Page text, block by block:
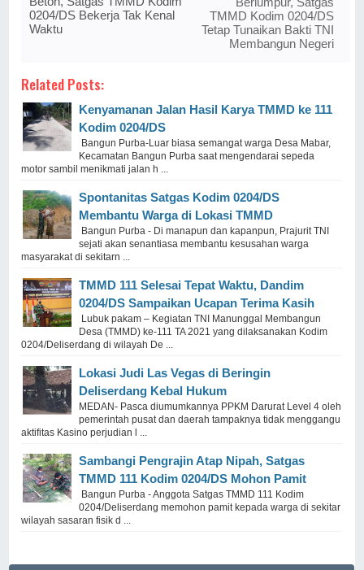
0204/DS Bekerja Tak Kenal
Waktu
TMMD Kodim 0204/DS
Tetap Tunaikan Bakti TNI
Membangun Negeri
Related Posts:
Kenyamanan Jalan Hasil Karya TMMD ke 111
Kodim 0204/DS
Bangun Purba-Luar biasa semangat warga Desa Mabar,
Kecamatan Bangun Purba saat mengendarai sepeda
motor sambil menikmati jalan h ...
Spontanitas Satgas Kodim 0204/DS
Membantu Warga di Lokasi TMMD
Bangun Purba - Di manapun dan kapanpun, Prajurit TNI
sejati akan senantiasa membantu kesusahan warga
masyarakat di sekitarn ...
TMMD 111 Selesai Tepat Waktu, Dandim
0204/DS Sampaikan Ucapan Terima Kasih
Lubuk pakam – Kegiatan TNI Manunggal Membangun
Desa (TMMD) ke-111 TA 2021 yang dilaksanakan Kodim
0204/Deliserdang di wilayah De ...
Lokasi Judi Las Vegas di Beringin
Deliserdang Kebal Hukum
MEDAN- Pasca diumumkannya PPKM Darurat Level 4 oleh
pemerintah pusat dan daerah tampaknya tidak menggangu
aktifitas Kasino perjudian l ...
Sambangi Pengrajin Atap Nipah, Satgas
TMMD 111 Kodim 0204/DS Mohon Pamit
Bangun Purba - Anggota Satgas TMMD 111 Kodim
0204/Deliserdang memohon pamit kepada warga di sekitar
wilayah sasaran fisik d ...